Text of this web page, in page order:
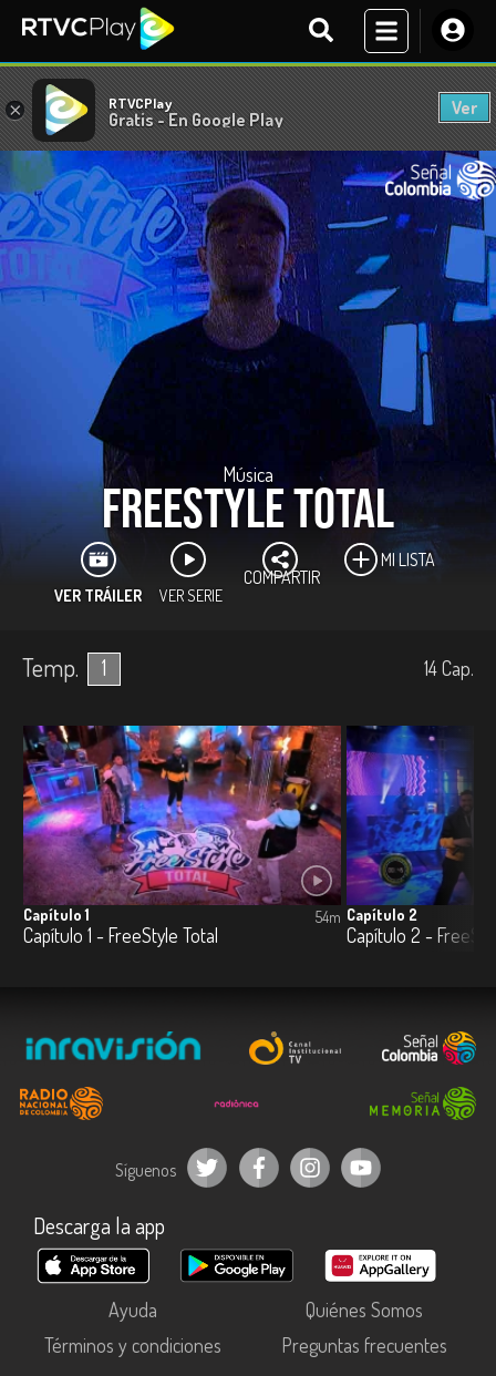
× RTVCPlay
Gratis - En Google Play
Ver
Música
FreeStyle Total
VER TRÁILER VER SERIE
COMPARTIR
MI LISTA
Temp. 1 14Cap.
Capítulo 1
Capítulo 1 - FreeStyle Total
54m Capítulo 2
Capítulo 2 -
Síguenos
Descarga la app
Ayuda
Quiénes Somos
Términos y condiciones
Preguntas frecuentes